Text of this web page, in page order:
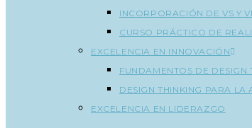
INCORPORACIÓN DE VS Y
CURSO PRÁCTICO DE
EXCELENCIA EN INNOVACIÓN
FUNDAMENTOS DE DESIGN
DESIGN THINKING PARA LA
EXCELENCIA EN LIDERAZGO